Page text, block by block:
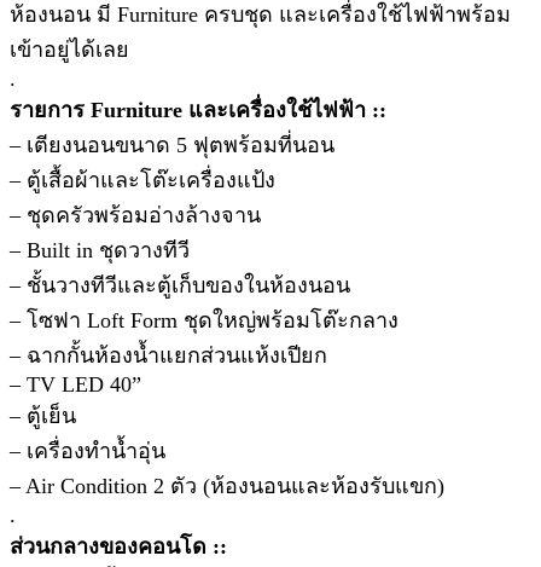
ห้องนอน มี Furniture ครบชุด และเครื่องใช้ไฟฟ้าพร้อม
เข้าอยู่ได้เลย
.
รายการ Furniture และเครื่องใช้ไฟฟ้า ::
– เตียงนอนขนาด 5 ฟุตพร้อมที่นอน
– ตู้เสื้อผ้าและโต๊ะเครื่องแป้ง
– ชุดครัวพร้อมอ่างล้างจาน
– Built in ชุดวางทีวี
– ชั้นวางทีวีและตู้เก็บของในห้องนอน
– โซฟา Loft Form ชุดใหญ่พร้อมโต๊ะกลาง
– ฉากกั้นห้องน้ำแยกส่วนแห้งเปียก
– TV LED 40”
– ตู้เย็น
– เครื่องทำน้ำอุ่น
– Air Condition 2 ตัว (ห้องนอนและห้องรับแขก)
.
ส่วนกลางของคอนโด ::